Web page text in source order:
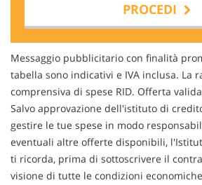
PROCEDI
Contattaci
Messaggio pubblicitario con finalità
tabella sono indicativi e IVA inclusa. La
comprensiva di spese RID. Offerta
Salvo approvazione dell'istituto di
gestire le tue spese in modo
eventuali altre offerte disponibili,
ti ricorda, prima di sottoscrivere il
visione di tutte le condizioni